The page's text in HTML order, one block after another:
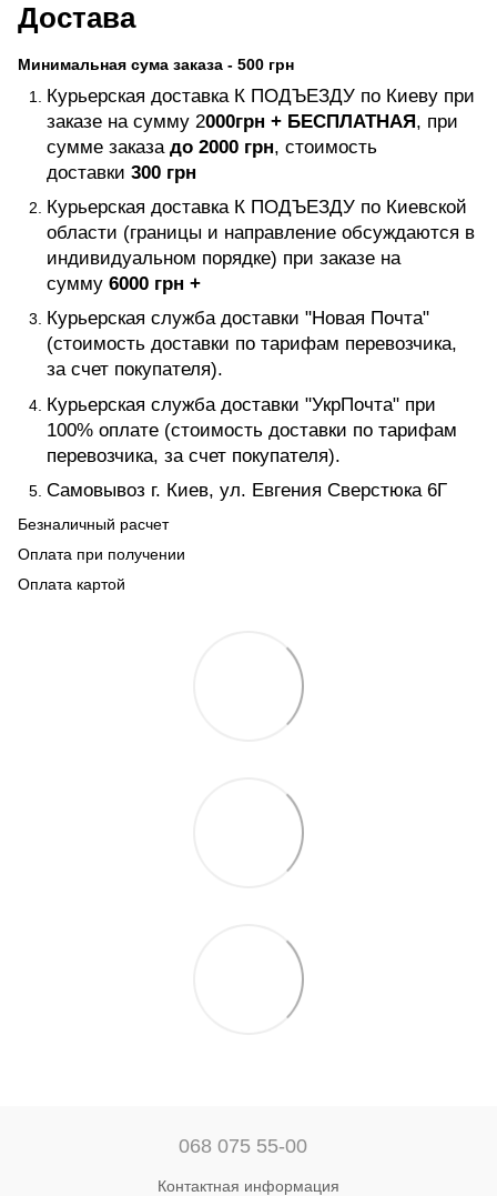
Достава
Минимальная сума заказа - 500 грн
Курьерская доставка К ПОДЪЕЗДУ по Киеву при
заказе на сумму 2000грн + БЕСПЛАТНАЯ, при
сумме заказа до 2000 грн, стоимость
доставки 300 грн
Курьерская доставка К ПОДЪЕЗДУ по Киевской
области (границы и направление обсуждаются в
индивидуальном порядке) при заказе на
сумму 6000 грн +
Курьерская служба доставки "Новая Почта"
(стоимость доставки по тарифам перевозчика,
за счет покупателя).
Курьерская служба доставки "УкрПочта" при
100% оплате (стоимость доставки по тарифам
перевозчика, за счет покупателя).
Самовывоз г. Киев, ул. Евгения Сверстюка 6Г
Безналичный расчет
Оплата при получении
Оплата картой
068 075 55-00
Контактная информация